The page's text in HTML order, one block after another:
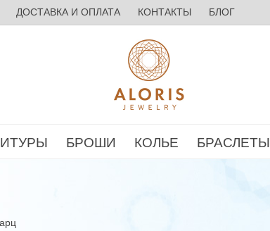
ДОСТАВКА И ОПЛАТА КОНТАКТЫ БЛОГ
БРОШИ КОЛЬЕ БРАСЛЕТЫ